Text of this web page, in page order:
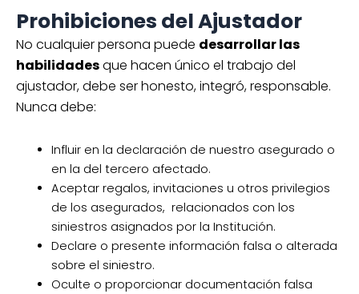
Prohibiciones del Ajustador
No cualquier persona puede desarrollar las
habilidadesque hacen único el trabajo del
ajustador, debe ser honesto, integró, responsable.
Nunca debe:
Influir en la declaración de nuestro asegurado o
en la del tercero afectado.
Aceptar regalos, invitaciones u otros privilegios
de los asegurados, relacionados con los
siniestros asignados por la Institución.
Declare o presente información falsa o alterada
sobre el siniestro.
Oculte o proporcionar documentación falsa